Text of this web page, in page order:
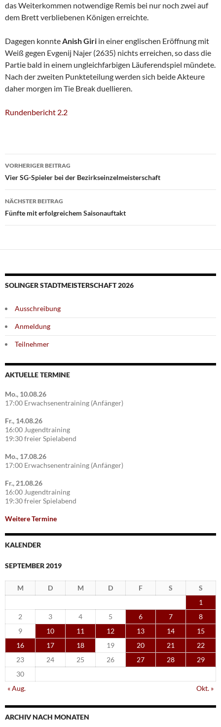
das Weiterkommen notwendige Remis bei nur noch zwei auf
dem Brett verbliebenen Königen erreichte.
Dagegen konnteAnish Giri in einer englischen Eröffnung mit
Weiß gegen Evgenij Najer (2635) nichts erreichen, so dass die
Partie bald in einem ungleichfarbigen Läuferendspiel mündete.
Nach der zweiten Punkteteilung werden sich beide Akteure
daher morgen im Tie Break duellieren.
Rundenbericht 2.2
Beitragsnavigation
VORHERIGER BEITRAG
Vier SG-Spieler bei der Bezirkseinzelmeisterschaft
NÄCHSTER BEITRAG
Fünfte mit erfolgreichem Saisonauftakt
SOLINGER STADTMEISTERSCHAFT 2026
Ausschreibung
Anmeldung
Teilnehmer
AKTUELLE TERMINE
Mo., 10.08.26
17:00 Erwachsenentraining (Anfänger)
Fr., 14.08.26
16:00 Jugendtraining
19:30 freier Spielabend
Mo., 17.08.26
17:00 Erwachsenentraining (Anfänger)
Fr., 21.08.26
16:00 Jugendtraining
19:30 freier Spielabend
Weitere Termine
KALENDER
SEPTEMBER 2019
M D M D F S
S
1
2
3 4 5 6 7
8
9
10 11 12 13 14
15
16
17 18 19 20 21
22
23
24 25 26 27 28
29
30
« Aug.
Okt. »
ARCHIV NACH MONATEN